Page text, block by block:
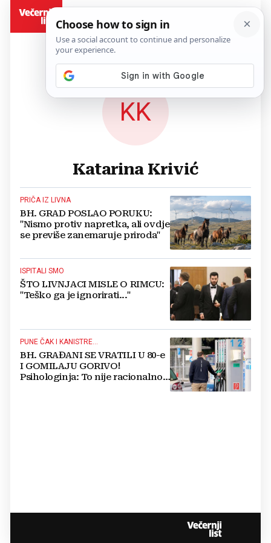
KK
Katarina Krivić
PRIČA IZ LIVNA
BH. GRAD POSLAO PORUKU:
"Nismo protiv napretka, ali ovdje
se previše zanemaruje priroda"
ISPITALI SMO
ŠTO LIVNJACI MISLE O RIMCU:
"Teško ga je ignorirati..."
PUNE ČAK I KANISTRE...
BH. GRAĐANI SE VRATILI U 80-e
I GOMILAJU GORIVO!
Psihologinja: To nije racionalno,